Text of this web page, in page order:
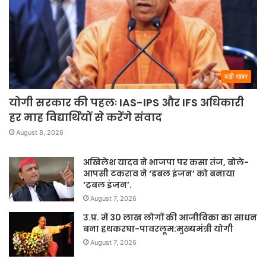
बड़ी खबर
योगी सरकार की पहलः IAS-IPS और IFS अधिकारी
हर माह विद्यार्थियों से करेंगे संवाद
August 8, 2026
अखिलेश यादव ने भाजपा पर कसा तंज, बोले-
आपसी टकराव ने ‘डबल इंजन’ को बनाया
‘ट्रबल इंजन’.
August 7, 2026
उ.प्र. में 30 लाख लोगों की आजीविका का साधन
बना हथकरघा-पावरलूम:मुख्यमंत्री योगी
August 7, 2026